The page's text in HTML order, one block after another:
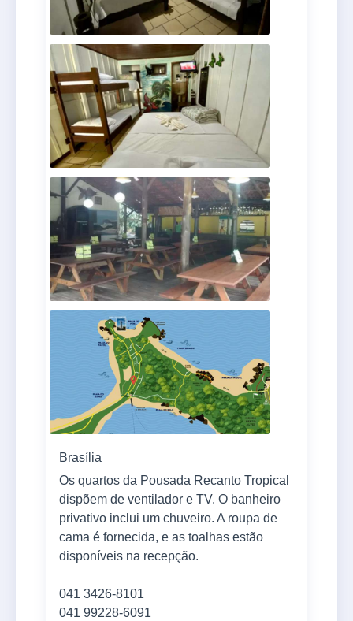
Brasília
Os quartos da Pousada Recanto Tropical
dispõem de ventilador e TV. O banheiro
privativo inclui um chuveiro. A roupa de
cama é fornecida, e as toalhas estão
disponíveis na recepção.
041 3426-8101
041 99228-6091